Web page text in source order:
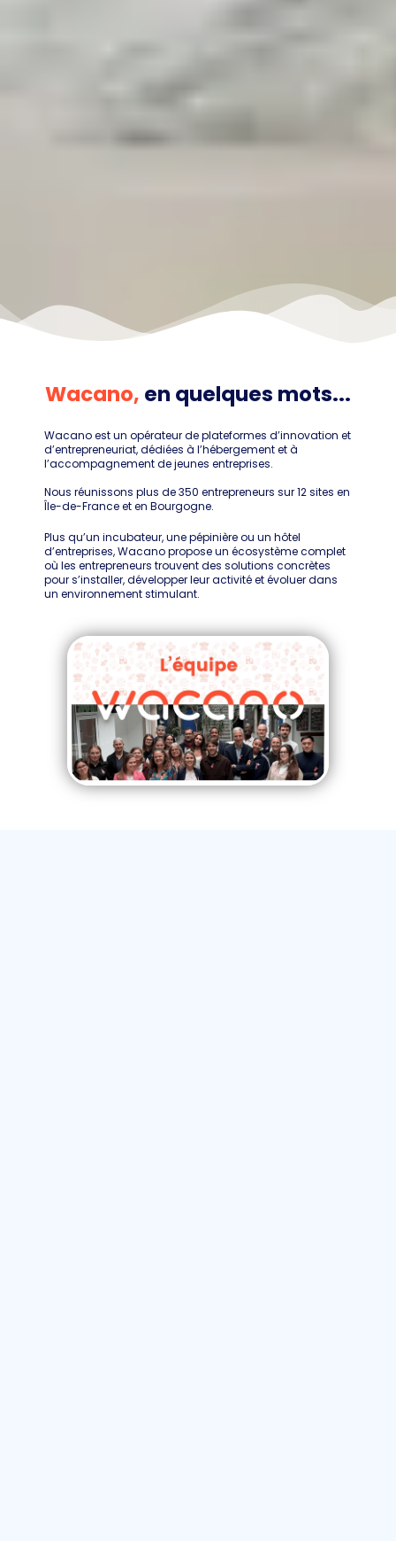
Wacano, en quelques mots...
Wacano est un opérateur de plateformes d’innovation et
d’entrepreneuriat, dédiées à l’hébergement et à
l’accompagnement de jeunes entreprises.
Nous réunissons plus de 350 entrepreneurs sur 12 sites en
Île-de-France et en Bourgogne.
Plus qu’un incubateur, une pépinière ou un hôtel
d’entreprises, Wacano propose un écosystème complet
où les entrepreneurs trouvent des solutions concrètes
pour s’installer, développer leur activité et évoluer dans
un environnement stimulant.